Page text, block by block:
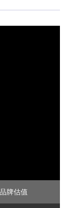
牌估值